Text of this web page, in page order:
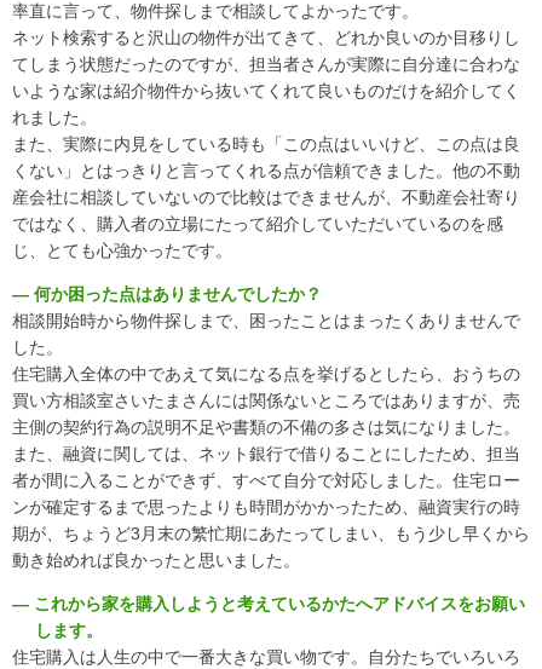
率直に言って、物件探しまで相談してよかったです。
ネット検索すると沢山の物件が出てきて、どれか良いのか目移りし
てしまう状態だったのですが、担当者さんが実際に自分達に合わな
いような家は紹介物件から抜いてくれて良いものだけを紹介してく
れました。
また、実際に内見をしている時も「この点はいいけど、この点は良
くない」とはっきりと言ってくれる点が信頼できました。他の不動
産会社に相談していないので比較はできませんが、不動産会社寄り
ではなく、購入者の立場にたって紹介していただいているのを感
じ、とても心強かったです。
― 何か困った点はありませんでしたか？
相談開始時から物件探しまで、困ったことはまったくありませんで
した。
住宅購入全体の中であえて気になる点を挙げるとしたら、おうちの
買い方相談室さいたまさんには関係ないところではありますが、売
主側の契約行為の説明不足や書類の不備の多さは気になりました。
また、融資に関しては、ネット銀行で借りることにしたため、担当
者が間に入ることができず、すべて自分で対応しました。住宅ロー
ンが確定するまで思ったよりも時間がかかったため、融資実行の時
期が、ちょうど3月末の繁忙期にあたってしまい、もう少し早くから
動き始めれば良かったと思いました。
― これから家を購入しようと考えているかたへアドバイスをお願い
します。
住宅購入は人生の中で一番大きな買い物です。自分たちでいろいろ